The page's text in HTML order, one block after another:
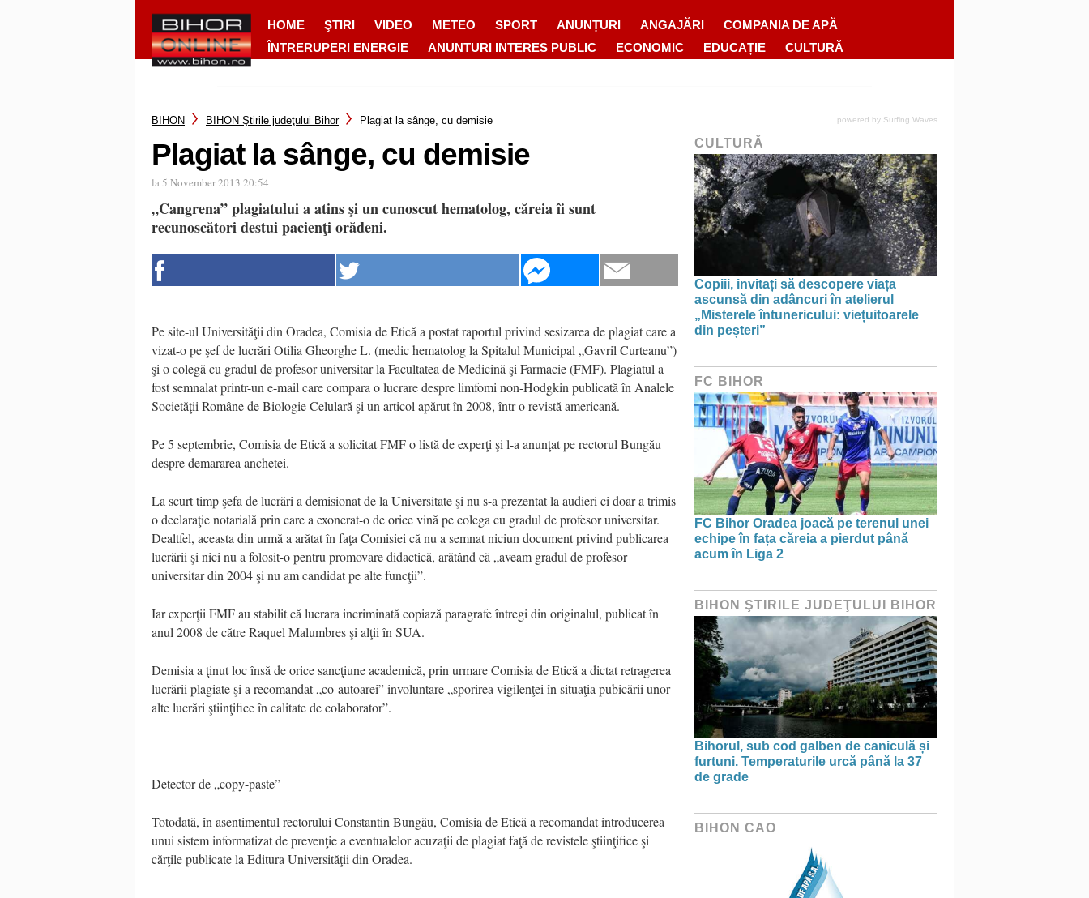
HOME ŞTIRI VIDEO METEO SPORT ANUNȚURI ANGAJĂRI
COMPANIA DE APĂ
ÎNTRERUPERI ENERGIE
ANUNTURI INTERES PUBLIC ECONOMIC EDUCAȚIE CULTURĂ
BIHON BIHON Ştirile judeţului Bihor Plagiat la sânge, cu demisie
Plagiat la sânge, cu demisie
la 5 November 2013 20:54
„Cangrena” plagiatului a atins şi un cunoscut hematolog, căreia îi sunt
recunoscători destui pacienţi orădeni.
Pe site-ul Universităţii din Oradea, Comisia de Etică a postat raportul privind sesizarea de plagiat care a
vizat-o pe şef de lucrări Otilia Gheorghe L. (medic hematolog la Spitalul Municipal „Gavril Curteanu”)
şi o colegă cu gradul de profesor universitar la Facultatea de Medicină şi Farmacie (FMF). Plagiatul a
fost semnalat printr-un e-mail care compara o lucrare despre limfomi non-Hodgkin publicată în Analele
Societăţii Române de Biologie Celulară şi un articol apărut în 2008, într-o revistă americană.
Pe 5 septembrie, Comisia de Etică a solicitat FMF o listă de experţi şi l-a anunţat pe rectorul Bungău
despre demararea anchetei.
La scurt timp şefa de lucrări a demisionat de la Universitate şi nu s-a prezentat la audieri ci doar a trimis
o declaraţie notarială prin care a exonerat-o de orice vină pe colega cu gradul de profesor universitar.
Dealtfel, aceasta din urmă a arătat în faţa Comisiei că nu a semnat niciun document privind publicarea
lucrării şi nici nu a folosit-o pentru promovare didactică, arătând că „aveam gradul de profesor
universitar din 2004 şi nu am candidat pe alte funcţii”.
Iar experţii FMF au stabilit că lucrara incriminată copiază paragrafe întregi din originalul, publicat în
anul 2008 de către Raquel Malumbres şi alţii în SUA.
Demisia a ţinut loc însă de orice sancţiune academică, prin urmare Comisia de Etică a dictat retragerea
lucrării plagiate şi a recomandat „co-autoarei” involuntare „sporirea vigilenţei în situaţia pubicării unor
alte lucrări ştiinţifice în calitate de colaborator”.
Detector de „copy-paste”
Totodată, în asentimentul rectorului Constantin Bungău, Comisia de Etică a recomandat introducerea
unui sistem informatizat de prevenţie a eventualelor acuzaţii de plagiat faţă de revistele ştiinţifice şi
cărţile publicate la Editura Universităţii din Oradea.
powered by Surfing Waves
CULTURĂ
Copiii, invitați să descopere viața
ascunsă din adâncuri în atelierul
„Misterele întunericului: viețuitoarele
din peșteri”
FC BIHOR
FC Bihor Oradea joacă pe terenul unei
echipe în fața căreia a pierdut până
acum în Liga 2
BIHON ŞTIRILE JUDEŢULUI BIHOR
Bihorul, sub cod galben de caniculă și
furtuni. Temperaturile urcă până la 37
de grade
BIHON CAO